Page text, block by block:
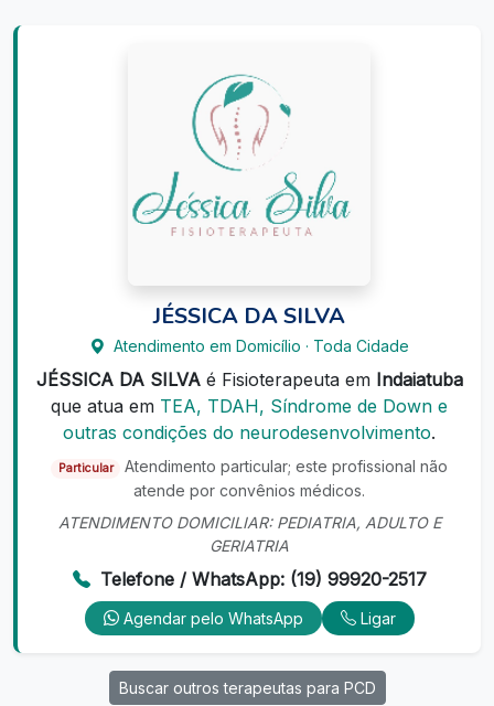
JÉSSICA DA SILVA
Atendimento em Domicílio · Toda Cidade
JÉSSICA DA SILVAé Fisioterapeuta em Indaiatuba
que atua em TEA, TDAH, Síndrome de Down e
outras condições do neurodesenvolvimento.
Particular
Atendimento particular; este profissional não
atende por convênios médicos.
ATENDIMENTO DOMICILIAR: PEDIATRIA, ADULTO E
GERIATRIA
Telefone / WhatsApp: (19) 99920-2517
Agendar pelo WhatsApp Ligar
Buscar outros terapeutas para PCD